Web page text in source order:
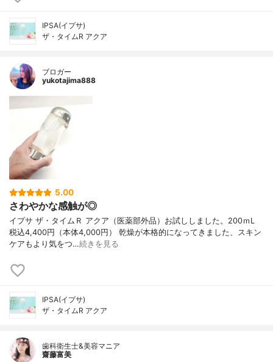
IPSA(イプサ)
ザ・タイムR アクア
ブロガー
yukotajima888
5.00
さわやかな感触が◎
イプサ ザ・タイムＲ アクア（医薬部外品）お試ししました。200ｍL
税込4,400円（本体4,000円） 乾燥が本格的になってきました、スキン
ケアもより気をつ…続きを見る
IPSA(イプサ)
ザ・タイムR アクア
歯科衛生士&美容マニア
齋藤富美